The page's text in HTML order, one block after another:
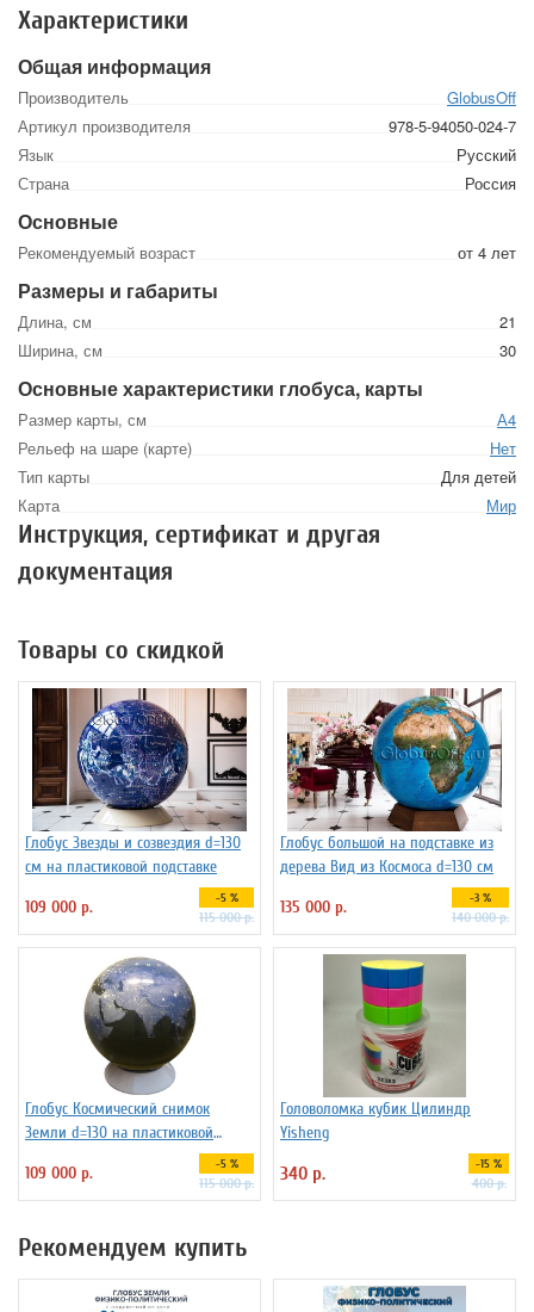
Характеристики
Общая информация
Производитель
GlobusOff
Артикул производителя
978-5-94050-024-7
Язык
Русский
Страна
Россия
Основные
Рекомендуемый возраст от 4 лет
Размеры и габариты
Длина, см
21
Ширина, см
30
Основные характеристики глобуса, карты
Размер карты, см
А4
Рельеф на шаре (карте)
Нет
Тип карты
Для детей
Карта
Мир
Инструкция, сертификат и другая
документация
Товары со скидкой
Глобус Звезды и созвездия d=130
см на пластиковой подставке
109 000 р.
-5 %
115 000 р.
Глобус большой на подставке из
дерева Вид из Космоса d=130 см
135 000 р.
-3 %
140 000 р.
Глобус Космический снимок
Земли d=130 на пластиковой
109 000 р. -5 %
115 000 р.
Головоломка кубик Цилиндр
Yisheng
340 р. -15 %
400 р.
Рекомендуем купить